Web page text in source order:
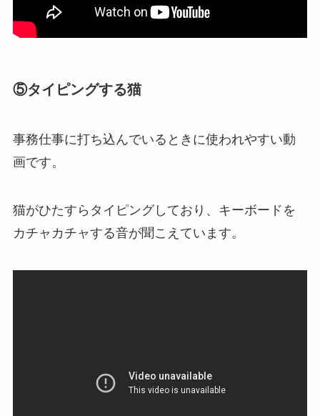
⑤タイピングする猫
事務仕事に打ち込んでいるときに使われやすい動
画です。
猫がひたすらタイピングしており、キーボードを
カチャカチャする音が聞こえています。